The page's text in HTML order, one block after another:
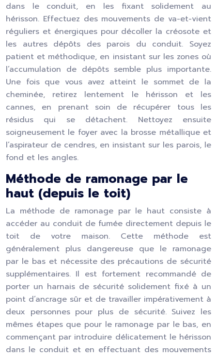
dans le conduit, en les fixant solidement au
hérisson. Effectuez des mouvements de va-et-vient
réguliers et énergiques pour décoller la créosote et
les autres dépôts des parois du conduit. Soyez
patient et méthodique, en insistant sur les zones où
l’accumulation de dépôts semble plus importante.
Une fois que vous avez atteint le sommet de la
cheminée, retirez lentement le hérisson et les
cannes, en prenant soin de récupérer tous les
résidus qui se détachent. Nettoyez ensuite
soigneusement le foyer avec la brosse métallique et
l’aspirateur de cendres, en insistant sur les parois, le
fond et les angles.
Méthode de ramonage par le
haut (depuis le toit)
La méthode de ramonage par le haut consiste à
accéder au conduit de fumée directement depuis le
toit de votre maison. Cette méthode est
généralement plus dangereuse que le ramonage
par le bas et nécessite des précautions de sécurité
supplémentaires. Il est fortement recommandé de
porter un harnais de sécurité solidement fixé à un
point d’ancrage sûr et de travailler impérativement à
deux personnes pour plus de sécurité. Suivez les
mêmes étapes que pour le ramonage par le bas, en
commençant par introduire délicatement le hérisson
dans le conduit et en effectuant des mouvements